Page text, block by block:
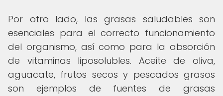
Por otro lado, las grasas saludables son
esenciales para el correcto funcionamiento
del organismo, así como para la absorción
de vitaminas liposolubles. Aceite de oliva,
aguacate, frutos secos y pescados grasos
son ejemplos de fuentes de grasas